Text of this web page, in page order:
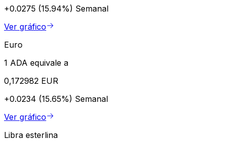
+0.0275 (15.94%) Semanal
Ver gráfico
Euro
1 ADA equivale a
0,172982 EUR
+0.0234 (15.65%) Semanal
Ver gráfico
Libra esterlina